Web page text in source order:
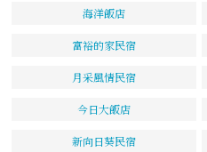
海洋飯店
富裕的家民宿
月采風情民宿
今日大飯店
新向日葵民宿